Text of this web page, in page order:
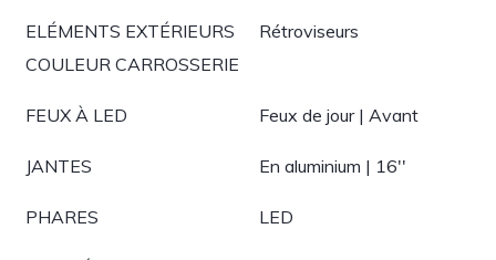
ELÉMENTS EXTÉRIEURS
COULEUR CARROSSERIE
Rétroviseurs
FEUX À LED Feux de jour | Avant
JANTES En aluminium | 16''
PHARES LED